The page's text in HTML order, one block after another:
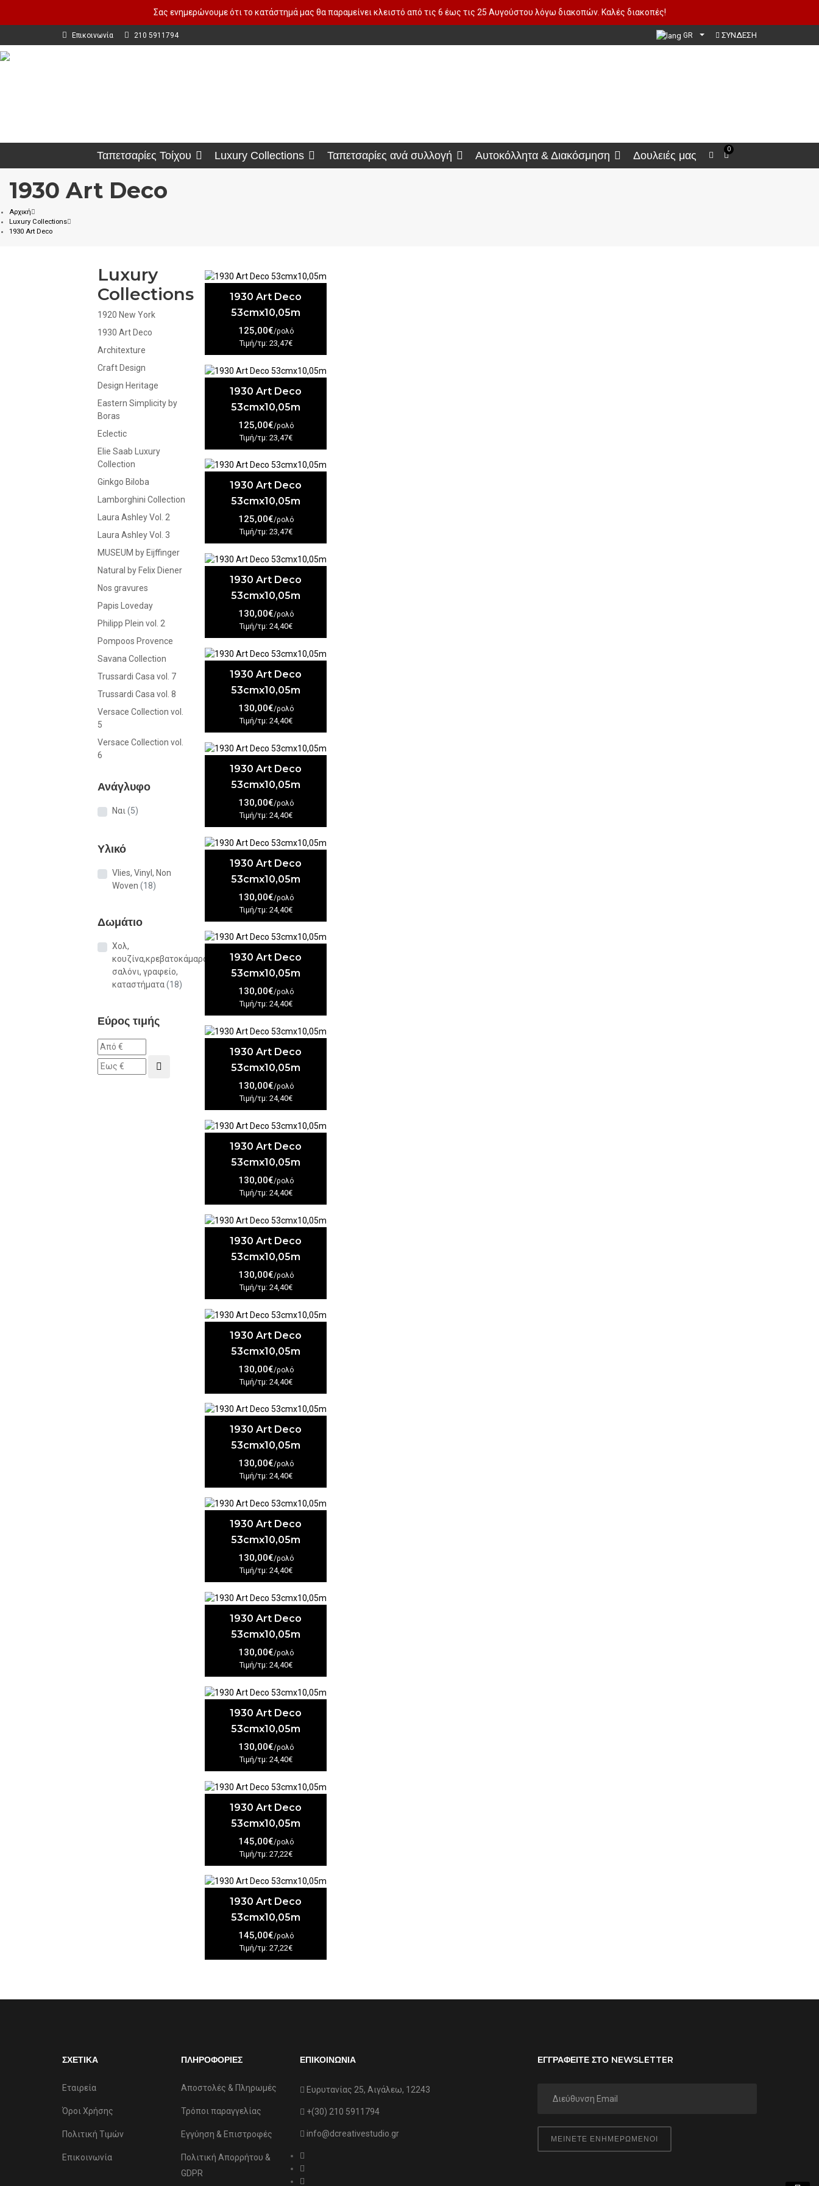
Σας ενημερώνουμε ότι το κατάστημά μας θα παραμείνει κλειστό από τις 6 έως τις 25 Αυγούστου λόγω διακοπών. Καλές διακοπές!
Επικοινωνία 210 5911794 GR ΣΥΝΔΕΣΗ
Ταπετσαρίες Τοίχου Luxury Collections Ταπετσαρίες ανά συλλογή Αυτοκόλλητα & Διακόσμηση Δουλειές μας
0
1930 Art Deco
Αρχική
Luxury Collections
1930 Art Deco
Luxury
Collections
1920 New York
1930 Art Deco
Architexture
Craft Design
Design Heritage
Eastern Simplicity by
Boras
Eclectic
Elie Saab Luxury
Collection
Ginkgo Biloba
Lamborghini Collection
Laura Ashley Vol. 2
Laura Ashley Vol. 3
MUSEUM by Eijffinger
Natural by Felix Diener
Nos gravures
Papis Loveday
Philipp Plein vol. 2
Pompoos Provence
Savana Collection
Trussardi Casa vol. 7
Trussardi Casa vol. 8
Versace Collection vol.
5
Versace Collection vol.
6
Ανάγλυφο
Ναι (5)
Υλικό
Vlies, Vinyl, Non
Woven (18)
Δωμάτιο
Χολ,
κουζίνα,κρεβατοκάμαρα,
σαλόνι, γραφείο,
καταστήματα(18)
Εύρος τιμής
1930 Art Deco
53cmx10,05m
125,00€/ρολό
Τιμή/τμ: 23,47€
1930 Art Deco
53cmx10,05m
125,00€/ρολό
Τιμή/τμ: 23,47€
1930 Art Deco
53cmx10,05m
125,00€/ρολό
Τιμή/τμ: 23,47€
1930 Art Deco
53cmx10,05m
130,00€/ρολό
Τιμή/τμ: 24,40€
1930 Art Deco
53cmx10,05m
130,00€/ρολό
Τιμή/τμ: 24,40€
1930 Art Deco
53cmx10,05m
130,00€/ρολό
Τιμή/τμ: 24,40€
1930 Art Deco
53cmx10,05m
130,00€/ρολό
Τιμή/τμ: 24,40€
1930 Art Deco
53cmx10,05m
130,00€/ρολό
Τιμή/τμ: 24,40€
1930 Art Deco
53cmx10,05m
130,00€/ρολό
Τιμή/τμ: 24,40€
1930 Art Deco
53cmx10,05m
130,00€/ρολό
Τιμή/τμ: 24,40€
1930 Art Deco
53cmx10,05m
130,00€/ρολό
Τιμή/τμ: 24,40€
1930 Art Deco
53cmx10,05m
130,00€/ρολό
Τιμή/τμ: 24,40€
1930 Art Deco
53cmx10,05m
130,00€/ρολό
Τιμή/τμ: 24,40€
1930 Art Deco
53cmx10,05m
130,00€/ρολό
Τιμή/τμ: 24,40€
1930 Art Deco
53cmx10,05m
130,00€/ρολό
Τιμή/τμ: 24,40€
1930 Art Deco
53cmx10,05m
130,00€/ρολό
Τιμή/τμ: 24,40€
1930 Art Deco
53cmx10,05m
145,00€/ρολό
Τιμή/τμ: 27,22€
1930 Art Deco
53cmx10,05m
145,00€/ρολό
Τιμή/τμ: 27,22€
ΣΧΕΤΙΚΑ
Εταιρεία
Όροι Χρήσης
Πολιτική Τιμών
Επικοινωνία
ΠΛΗΡΟΦΟΡΙΕΣ
Αποστολές & Πληρωμές
Τρόποι παραγγελίας
Εγγύηση & Επιστροφές
Πολιτική Απορρήτου &
GDPR
ΕΠΙΚΟΙΝΩΝΙΑ
Ευρυτανίας 25, Αιγάλεω, 12243
+(30) 210 5911794
info@dcreativestudio.gr
ΕΓΓΡΑΦΕΙΤΕ ΣΤΟ NEWSLETTER
ΜΕΙΝΕΤΕ ΕΝΗΜΕΡΩΜΕΝΟΙ